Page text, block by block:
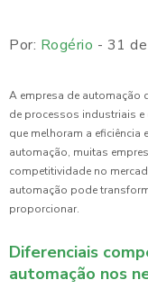
Por: Rogério - 31
A empresa de automação
de processos industriais
que melhoram a eficiência
automação, muitas
competitividade no
automação pode
proporcionar.
Diferenciais
automação nos